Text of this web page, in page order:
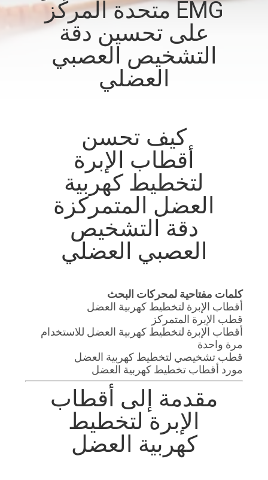
PRIVACY
POLICY
EMG متحدة المركز
على تحسين دقة
التشخيص العصبي
العضلي
كيف تحسن
أقطاب الإبرة
لتخطيط كهربية
العضل المتمركزة
دقة التشخيص
العصبي العضلي
كلمات مفتاحية لمحركات البحث
أقطاب الإبرة لتخطيط كهربية العضل
قطب الإبرة المتمركز
أقطاب الإبرة لتخطيط كهربية العضل للاستخدام
مرة واحدة
قطب تشخيصي لتخطيط كهربية العضل
مورد أقطاب تخطيط كهربية العضل
مقدمة إلى أقطاب
الإبرة لتخطيط
كهربية العضل